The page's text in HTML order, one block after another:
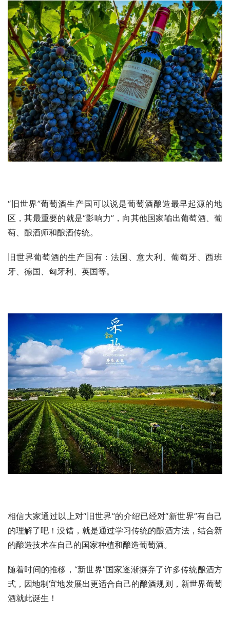
“旧世界”葡萄酒生产国可以说是葡萄酒酿造最早起源的地
区，其最重要的就是“影响力”，向其他国家输出葡萄酒、葡
萄、酿酒师和酿酒传统。
旧世界葡萄酒的生产国有：法国、意大利、葡萄牙、西班
牙、德国、匈牙利、英国等。
相信大家通过以上对“旧世界”的介绍已经对“新世界”有自己
的理解了吧！没错，就是通过学习传统的酿酒方法，结合新
的酿造技术在自己的国家种植和酿造葡萄酒。
随着时间的推移，“新世界”国家逐渐摒弃了许多传统酿酒方
式，因地制宜地发展出更适合自己的酿酒规则，新世界葡萄
酒就此诞生！